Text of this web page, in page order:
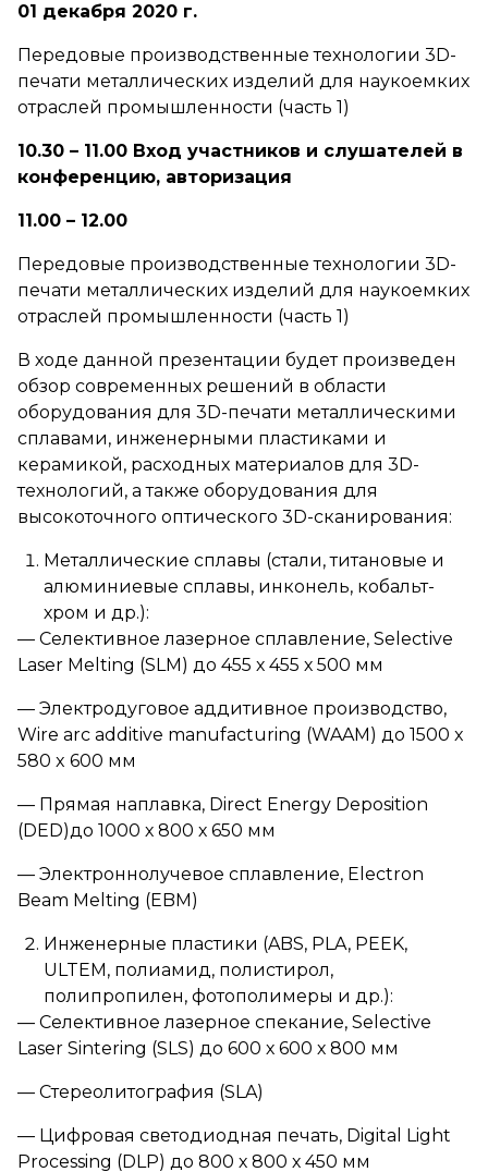
01 декабря 2020 г.
Передовые производственные технологии 3D-
печати металлических изделий для наукоемких
отраслей промышленности (часть 1)
10.30 – 11.00 Вход участников и слушателей в
конференцию, авторизация
11.00 – 12.00
Передовые производственные технологии 3D-
печати металлических изделий для наукоемких
отраслей промышленности (часть 1)
В ходе данной презентации будет произведен
обзор современных решений в области
оборудования для 3D-печати металлическими
сплавами, инженерными пластиками и
керамикой, расходных материалов для 3D-
технологий, а также оборудования для
высокоточного оптического 3D-сканирования:
Металлические сплавы (стали, титановые и
алюминиевые сплавы, инконель, кобальт-
хром и др.):
— Селективное лазерное сплавление, Selective
Laser Melting (SLM) до 455 х 455 х 500 мм
— Электродуговое аддитивное производство,
Wire arc additive manufacturing (WAAM) до 1500 x
580 x 600 мм
— Прямая наплавка, Direct Energy Deposition
(DED)до 1000 х 800 х 650 мм
— Электроннолучевое сплавление, Electron
Beam Melting (EBM)
Инженерные пластики (ABS, PLA, PEEK,
ULTEM, полиамид, полистирол,
полипропилен, фотополимеры и др.):
— Селективное лазерное спекание, Selective
Laser Sintering (SLS) до 600 х 600 х 800 мм
— Стереолитография (SLA)
— Цифровая светодиодная печать, Digital Light
Processing (DLP) до 800 х 800 х 450 мм